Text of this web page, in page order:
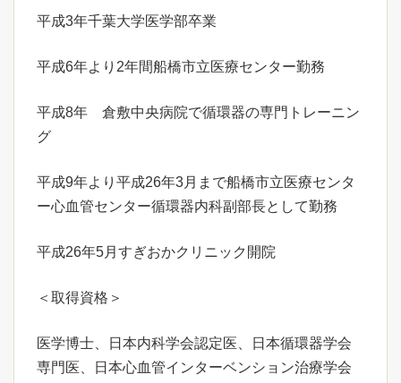
平成3年千葉大学医学部卒業
平成6年より2年間船橋市立医療センター勤務
平成8年 倉敷中央病院で循環器の専門トレーニン
グ
平成9年より平成26年3月まで船橋市立医療センタ
ー心血管センター循環器内科副部長として勤務
平成26年5月すぎおかクリニック開院
＜取得資格＞
医学博士、日本内科学会認定医、日本循環器学会
専門医、日本心血管インターベンション治療学会